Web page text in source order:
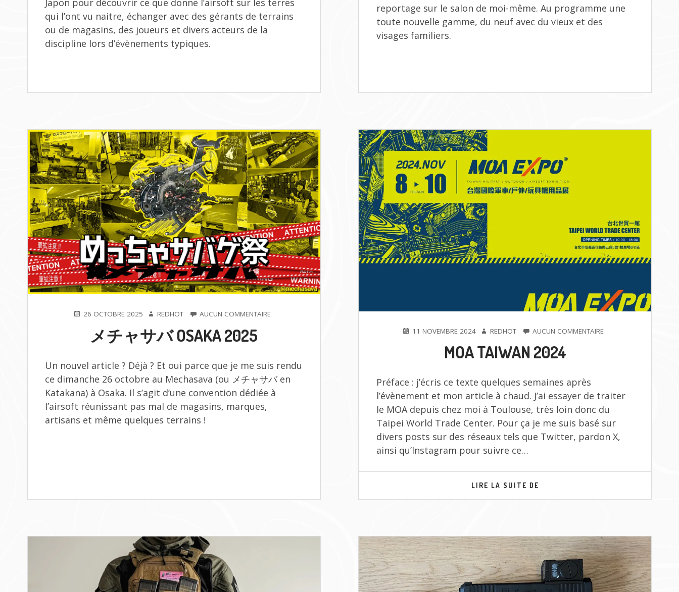
Japon pour découvrir ce que donne l’airsoft sur les terres
qui l’ont vu naitre, échanger avec des gérants de terrains
ou de magasins, des joueurs et divers acteurs de la
discipline lors d’évènements typiques.
reportage sur le salon de moi-même. Au programme une
toute nouvelle gamme, du neuf avec du vieux et des
visages familiers.
PUBLIÉ26 OCTOBRE 2025 AUTEUR
REDHOT AUCUN COMMENTAIRESUR
バ
OSAKA
2025
メチャサバ OSAKA 2025
Un nouvel article ? Déjà ? Et oui parce que je me suis rendu
ce dimanche 26 octobre au Mechasava (ou メチャサバ en
Katakana) à Osaka. Il s’agit d’une convention dédiée à
l’airsoft réunissant pas mal de magasins, marques,
artisans et même quelques terrains !
PUBLIÉ11 NOVEMBRE 2024 AUTEUR
REDHOT AUCUN COMMENTAIRESUR
MOA TAIWAN 2024
Préface : j’écris ce texte quelques semaines après
l’évènement et mon article à chaud. J’ai essayer de traiter
le MOA depuis chez moi à Toulouse, très loin donc du
Taipei World Trade Center. Pour ça je me suis basé sur
divers posts sur des réseaux tels que Twitter, pardon X,
ainsi qu’Instagram pour suivre ce…
LIRE LA SUITE DE